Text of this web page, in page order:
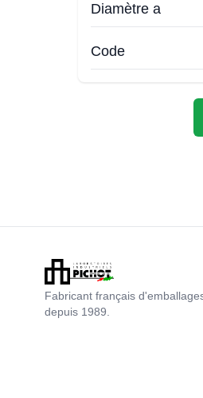
Diamètre a
Code
Fabricant français
depuis 1989.